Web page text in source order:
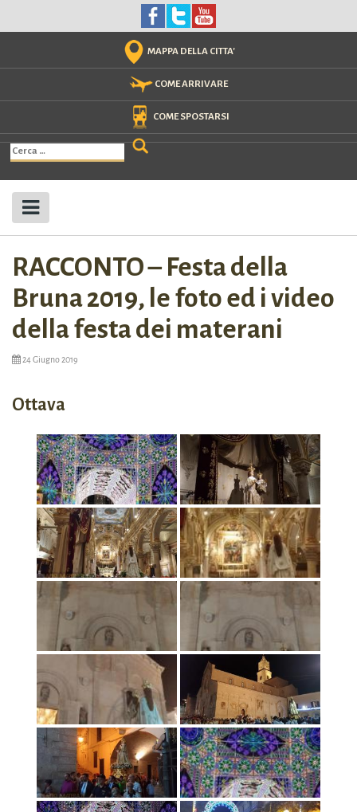
MAPPA DELLA CITTA'
COME ARRIVARE
COME SPOSTARSI
Ricerca
per:
RACCONTO – Festa della
Bruna 2019, le foto ed i video
della festa dei materani
24 Giugno 2019
Ottava